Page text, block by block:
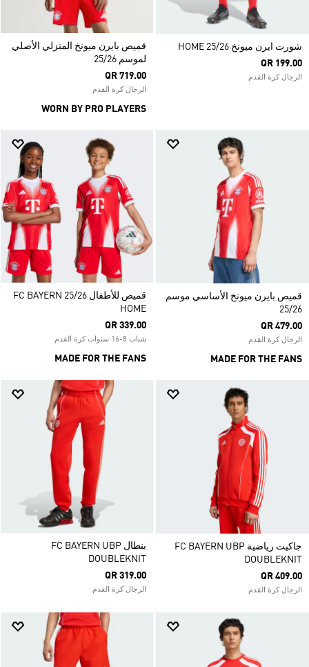
شورت ايرن ميونخ 25/26 HOME
QR 199.00
الرجال كرة القدم
قميص بايرن ميونخ المنزلي الأصلي
لموسم 25/26
QR 719.00
الرجال كرة القدم
WORN BY PRO PLAYERS
قميص بايرن ميونخ الأساسي موسم
25/26
QR 479.00
الرجال كرة القدم
MADE FOR THE FANS
قميص للأطفال FC BAYERN 25/26
HOME
QR 339.00
شباب 8-16 سنوات كرة القدم
MADE FOR THE FANS
جاكيت رياضية FC BAYERN UBP
DOUBLEKNIT
QR 409.00
الرجال كرة القدم
بنطال FC BAYERN UBP
DOUBLEKNIT
QR 319.00
الرجال كرة القدم